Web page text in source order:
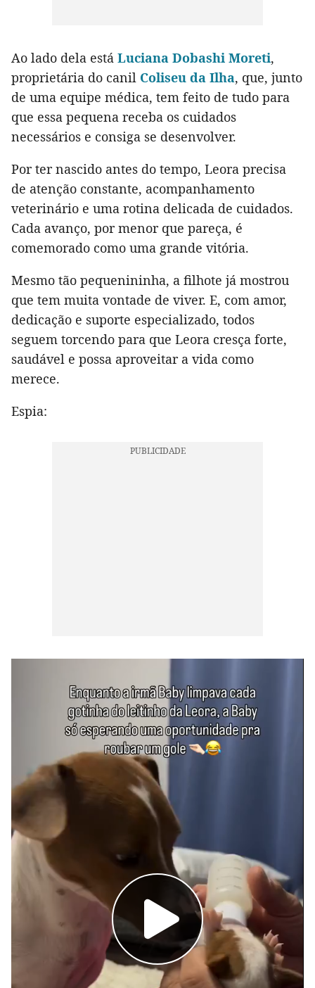
Ao lado dela está Luciana Dobashi Moreti,
proprietária do canil Coliseu da Ilha, que, junto
de uma equipe médica, tem feito de tudo para
que essa pequena receba os cuidados
necessários e consiga se desenvolver.
Por ter nascido antes do tempo, Leora precisa
de atenção constante, acompanhamento
veterinário e uma rotina delicada de cuidados.
Cada avanço, por menor que pareça, é
comemorado como uma grande vitória.
Mesmo tão pequenininha, a filhote já mostrou
que tem muita vontade de viver. E, com amor,
dedicação e suporte especializado, todos
seguem torcendo para que Leora cresça forte,
saudável e possa aproveitar a vida como
merece.
Espia: